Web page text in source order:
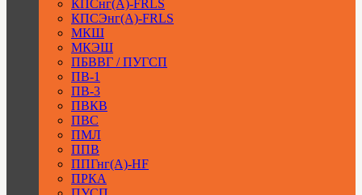
КПСнг(А)-FRLS
КПСЭнг(А)-FRLS
МКШ
МКЭШ
ПБВВГ / ПУГСП
ПВ-1
ПВ-3
ПВКВ
ПВС
ПМЛ
ППВ
ППГнг(А)-HF
ПРКА